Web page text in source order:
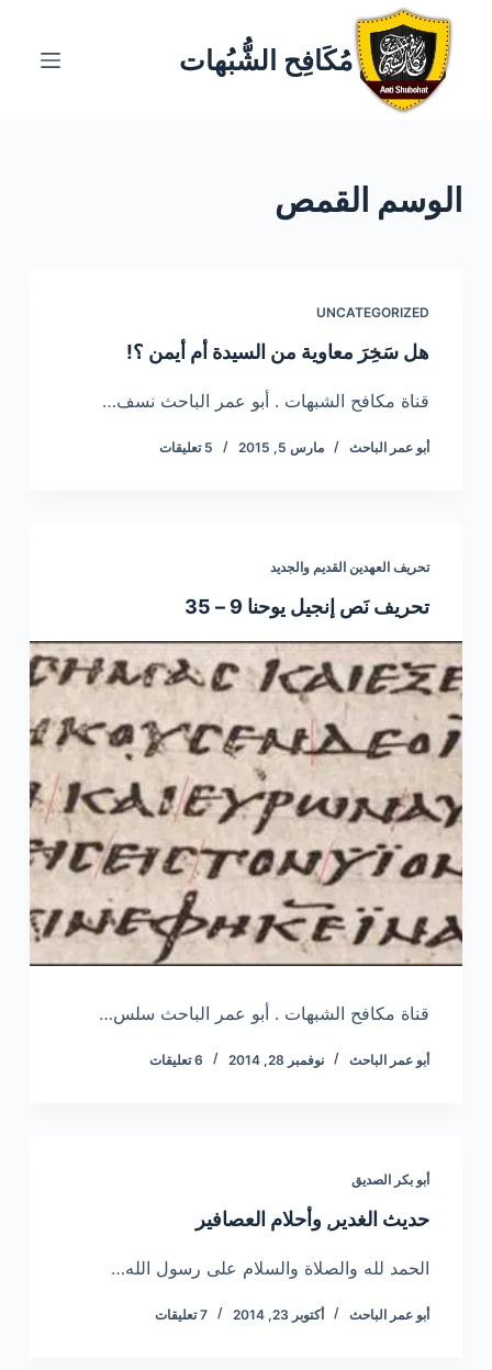
مُكَافِح الشُّبُهات
الوسم القمص
UNCATEGORIZED
هل سَخِرَ معاوية من السيدة أم أيمن ؟!
قناة مكافح الشبهات . أبو عمر الباحث نسف…
أبو عمر الباحث مارس 5, 2015 5 تعليقات
تحريف العهدين القديم والجديد
تحريف نَص إنجيل يوحنا 9 – 35
قناة مكافح الشبهات . أبو عمر الباحث سلس…
أبو عمر الباحث نوفمبر 28, 2014 6 تعليقات
أبو بكر الصديق
حديث الغدير, وأحلام العصافير
الحمد لله والصلاة والسلام على رسول الله…
أبو عمر الباحث أكتوبر 23, 2014 7 تعليقات